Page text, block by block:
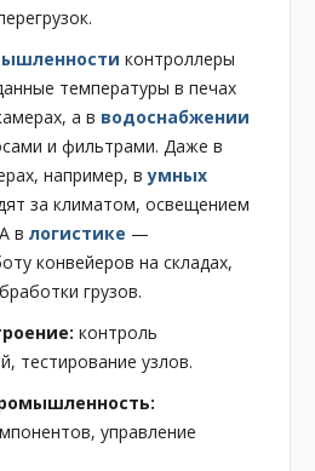
контроллеры
температуры в печах
а в водоснабжении
и фильтрами. Даже в
например, вумных
за климатом, освещением
в логистике —
конвейеров на складах,
грузов.
контроль
тестирование узлов.
управление